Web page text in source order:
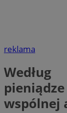
reklama
wspólnej